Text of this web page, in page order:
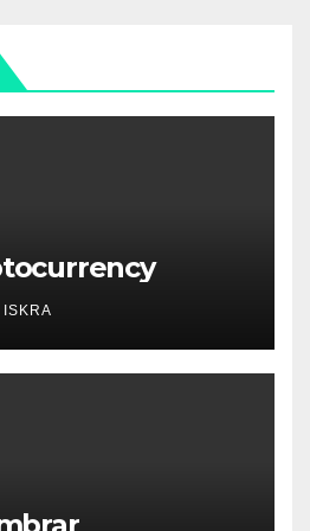
ISKRA